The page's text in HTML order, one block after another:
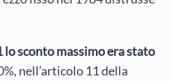
sconto massimo era stato
nell’articolo 11 della